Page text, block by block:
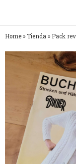
Home » Tienda » Pack